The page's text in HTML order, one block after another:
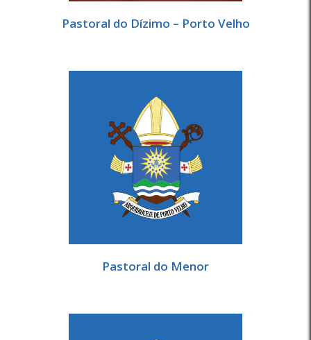
Pastoral do Dízimo – Porto Velho
Pastoral do Menor